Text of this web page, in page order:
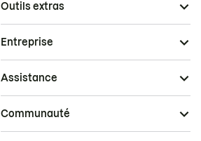
Outils extras
Entreprise
Assistance
Communauté